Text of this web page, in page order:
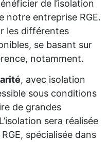
de l’isolation
notre entreprise RGE.
les différentes
se basant sur
notamment.
, avec isolation
sous conditions
de grandes
sera réalisée
spécialisée dans